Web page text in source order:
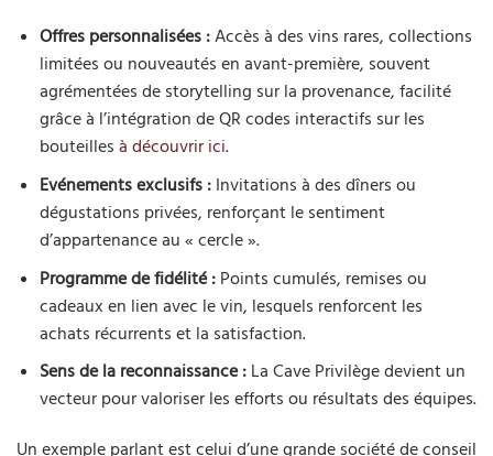
Offres personnalisées :Accès à des vins rares, collections
limitées ou nouveautés en avant-première, souvent
agrémentées de storytelling sur la provenance, facilité
grâce à l’intégration de QR codes interactifs sur les
bouteilles à découvrir ici.
Evénements exclusifs :Invitations à des dîners ou
dégustations privées, renforçant le sentiment
d’appartenance au « cercle ».
Programme de fidélité :Points cumulés, remises ou
cadeaux en lien avec le vin, lesquels renforcent les
achats récurrents et la satisfaction.
Sens de la reconnaissance :La Cave Privilège devient un
vecteur pour valoriser les efforts ou résultats des équipes.
Un exemple parlant est celui d’une grande société de conseil